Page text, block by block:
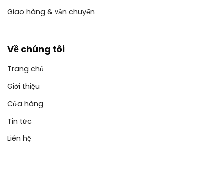
Giao hàng & vận chuyển
Về chúng tôi
Trang chủ
Giới thiệu
Cửa hàng
Tin tức
Liên hệ